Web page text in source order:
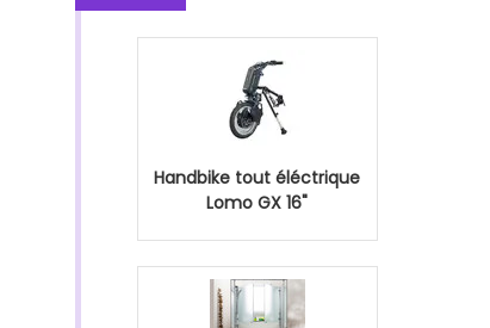
Handbike tout éléctrique
Lomo GX 16"